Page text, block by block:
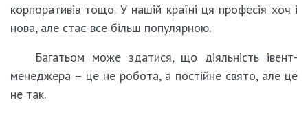
корпоративів тощо. У нашій країні ця професія хоч і
нова, але стає все більш популярною.
Багатьом може здатися, що діяльність івент-
менеджера – це не робота, а постійне свято, але це
не так.